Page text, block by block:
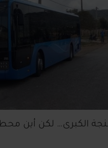
الكبرى… لكن أين